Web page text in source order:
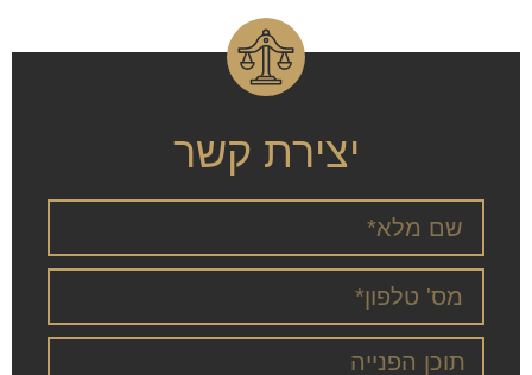
יצירת קשר